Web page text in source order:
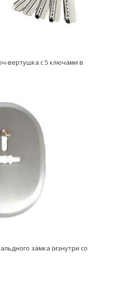
вертушка с 5 ключами в
замка (изнутри со